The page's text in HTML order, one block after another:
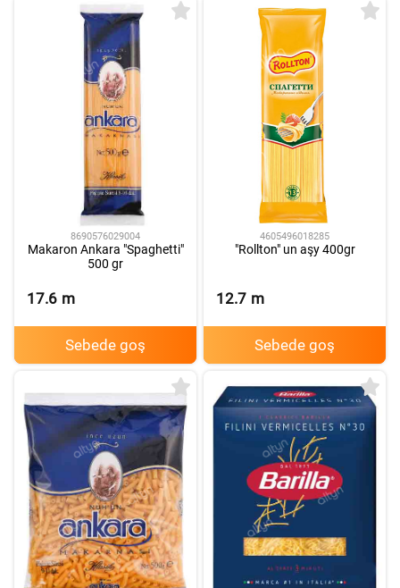
8690576029004
Makaron Ankara "Spaghetti"
500 gr
17.6 m
Sebede goş
4605496018285
"Rollton" un aşy 400gr
12.7 m
Sebede goş